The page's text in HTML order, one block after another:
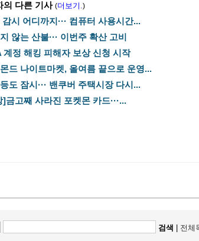
의 다른 기사 (더보기.)
시 어디까지··· 컴퓨터 사용시간...
않는 산불··· 이번주 확산 고비
계정 해킹 피해자 보상 신청 시작
드 나이트마켓, 올여름 끝으로 운영...
도 잠시··· 밴쿠버 주택시장 다시...
금고째 사라진 포켓몬 카드···...
검색 전체